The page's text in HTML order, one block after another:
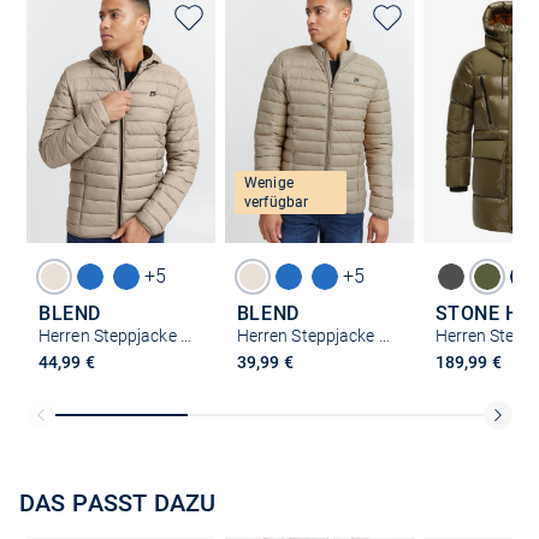
+5
BLEND
44,99 €
Wenige
verfügbar
+5
BLEND
39,99 €
189,99 €
DAS PASST DAZU